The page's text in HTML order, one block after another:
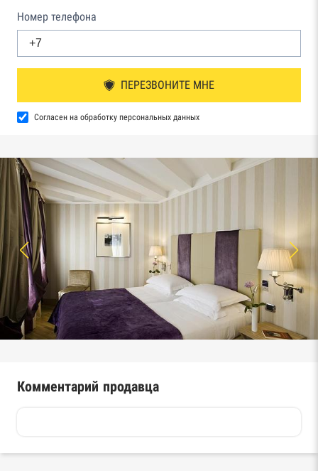
Номер телефона
ПЕРЕЗВОНИТЕ МНЕ
Согласен на обработку персональных данных
Комментарий продавца